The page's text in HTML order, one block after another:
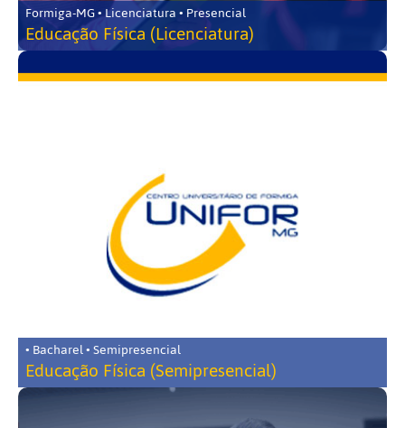
Formiga-MG • Licenciatura • Presencial
Educação Física (Licenciatura)
• Bacharel • Semipresencial
Educação Física (Semipresencial)